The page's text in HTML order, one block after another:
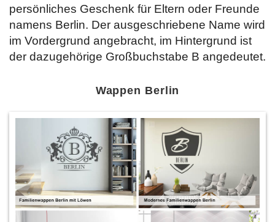
persönliches Geschenk für Eltern oder Freunde
namens Berlin. Der ausgeschriebene Name wird
im Vordergrund angebracht, im Hintergrund ist
der dazugehörige Großbuchstabe B angedeutet.
Wappen Berlin